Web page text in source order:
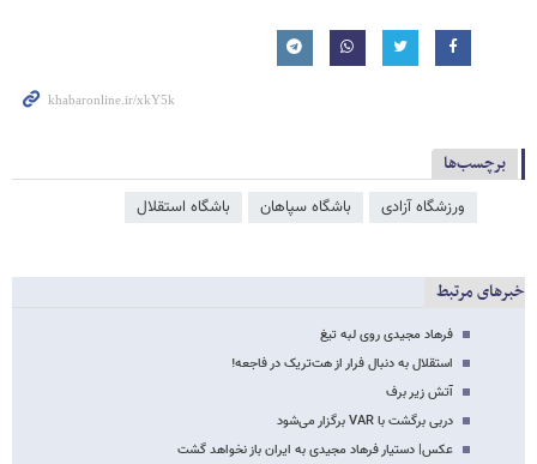
برچسب‌ها
ورزشگاه آزادی باشگاه سپاهان باشگاه استقلال
خبرهای مرتبط
فرهاد مجیدی روی لبه تیغ
استقلال به دنبال فرار از هت‌تریک در فاجعه!
آتش زیر برف
دربی برگشت با VAR برگزار می‌شود
عکس| دستیار فرهاد مجیدی به ایران باز نخواهد گشت